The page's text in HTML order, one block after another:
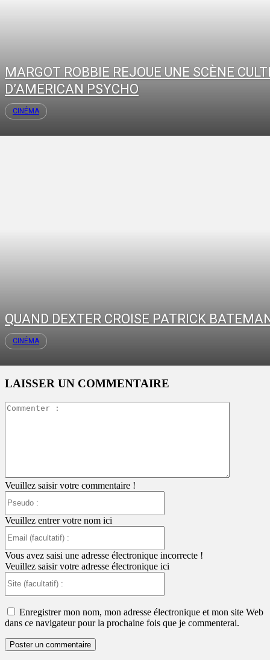
MARGOT ROBBIE REJOUE UNE SCÈNE
D’AMERICAN PSYCHO
CINÉMA
QUAND DEXTER CROISE PATRICK
CINÉMA
LAISSER UN COMMENTAIRE
Veuillez saisir votre commentaire !
Veuillez entrer votre nom ici
:
Vous avez saisi une adresse électronique incorrecte !
Veuillez saisir votre adresse électronique ici
:
Enregistrer mon nom, mon adresse électronique et mon site Web
dans ce navigateur pour la prochaine fois que je commenterai.